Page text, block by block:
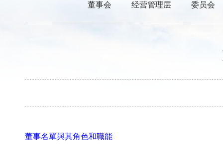
董事会 经营管理层 委员会
董事名單與其角色和職能